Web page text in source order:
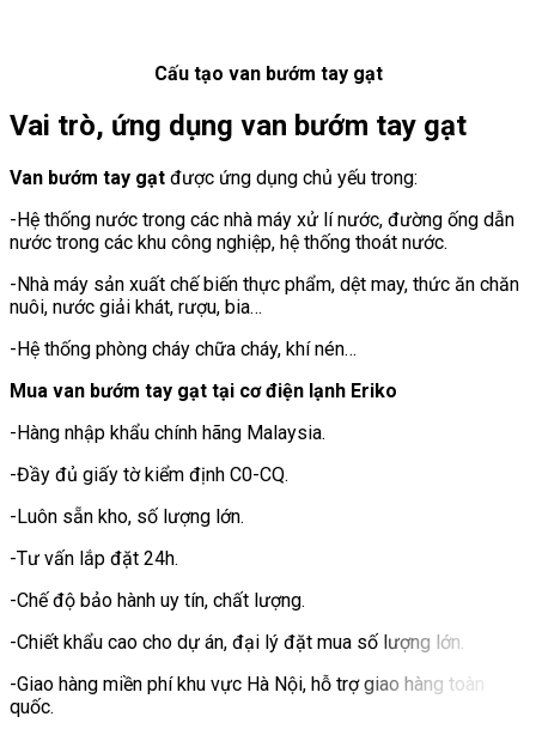
Cấu tạo van bướm tay gạt
Vai trò, ứng dụng van bướm tay gạt
Van bướm tay gạt được ứng dụng chủ yếu trong:
-Hệ thống nước trong các nhà máy xử lí nước, đường ống dẫn
nước trong các khu công nghiệp, hệ thống thoát nước.
-Nhà máy sản xuất chế biến thực phẩm, dệt may, thức ăn chăn
nuôi, nước giải khát, rượu, bia…
-Hệ thống phòng cháy chữa cháy, khí nén…
Mua van bướm tay gạt tại cơ điện lạnh Eriko
-Hàng nhập khẩu chính hãng Malaysia.
-Đầy đủ giấy tờ kiểm định C0-CQ.
-Luôn sẵn kho, số lượng lớn.
-Tư vấn lắp đặt 24h.
-Chế độ bảo hành uy tín, chất lượng.
-Chiết khẩu cao cho dự án, đại lý đặt mua số lượng lớn.
-Giao hàng miền phí khu vực Hà Nội, hỗ trợ giao hàng toàn
quốc.